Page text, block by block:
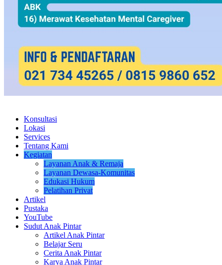
Konsultasi
Lokasi
Services
Tentang Kami
Kegiatan
Layanan Anak & Remaja
Layanan Dewasa-Komunitas
Edukasi Hukum
Pelatihan Privat
Artikel
Pustaka
YouTube
Sudut Anak Pintar
Artikel Anak Pintar
Belajar Seru
Cerita Anak Pintar
Karya Anak Pintar